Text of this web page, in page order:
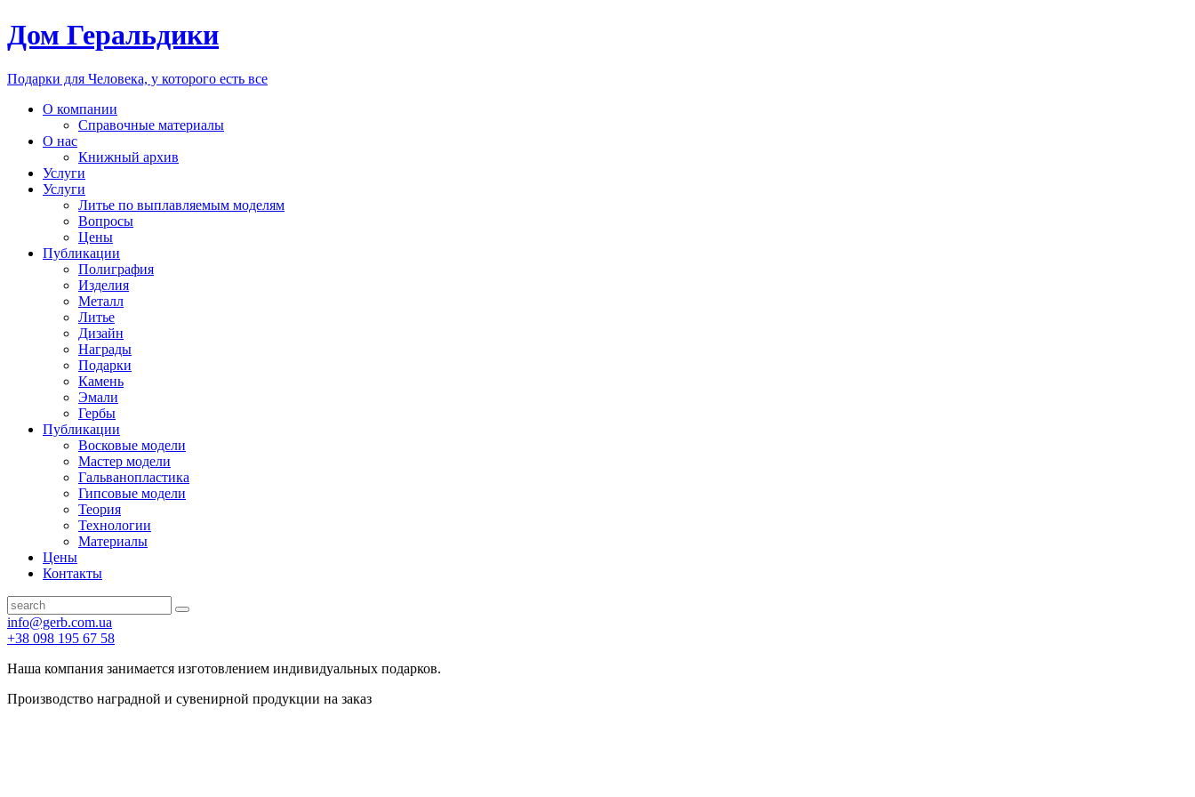
Дом Геральдики
Подарки для Человека, у которого есть все
О компании
Справочные материалы
О нас
Книжный архив
Услуги
Услуги
Литье по выплавляемым моделям
Вопросы
Цены
Публикации
Полиграфия
Изделия
Металл
Литье
Дизайн
Награды
Подарки
Камень
Эмали
Гербы
Публикации
Восковые модели
Мастер модели
Гальванопластика
Гипсовые модели
Теория
Технологии
Материалы
Цены
Контакты
info@gerb.com.ua
+38 098 195 67 58
Наша компания занимается изготовлением индивидуальных подарков.
Производство наградной и сувенирной продукции на заказ